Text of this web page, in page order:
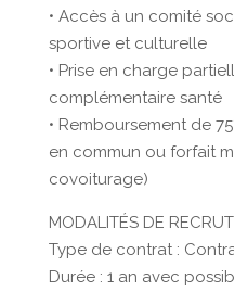
• Accès à un comité
sportive et culturelle
• Prise en charge
complémentaire santé
• Remboursement de
en commun ou forfait
covoiturage)
MODALITÉS DE
Type de contrat :
Durée : 1 an avec